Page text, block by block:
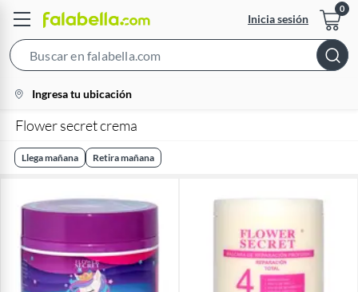
Inicia sesión
Bar
location-
icon
Ingresa tu ubicación
Flower secret crema
Llega mañana Retira mañana